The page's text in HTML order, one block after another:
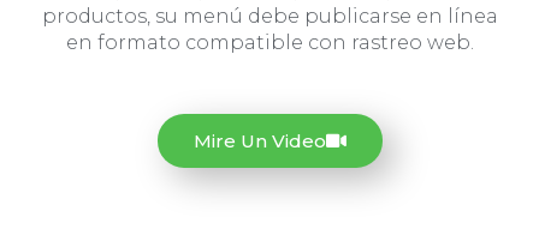
productos, su menú debe publicarse en línea
en formato compatible con rastreo web.
Mire Un Video